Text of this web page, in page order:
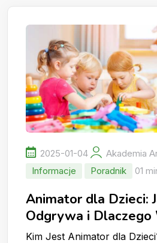
2025-01-04
Akademia
Informacje
Poradnik 01
Animator dla Dzieci:
Odgrywa i Dlaczego
Wynająć?
Kim Jest Animator dla